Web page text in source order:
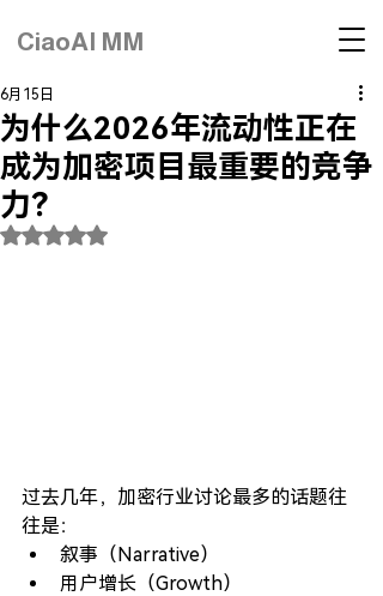
CiaoAI MM
为什么2026年流动性正在
成为加密项目最重要的竞争
力？
6月15日
評等為 NaN（最高為 5 顆星）。
过去几年，加密行业讨论最多的话题往
往是：
叙事（Narrative）
用户增长（Growth）